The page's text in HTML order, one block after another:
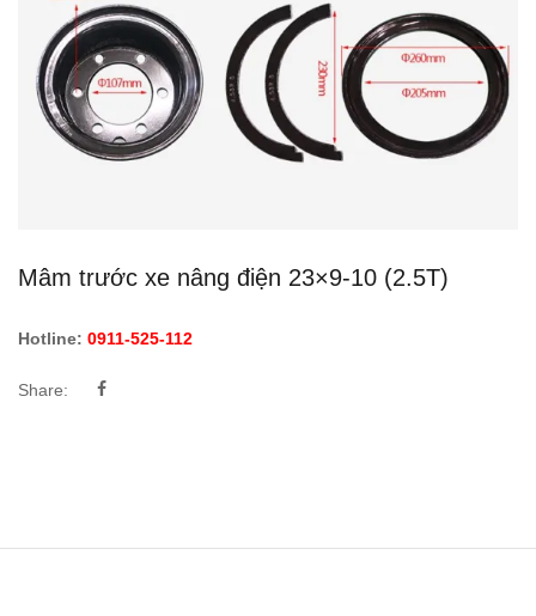
Mâm trước xe nâng điện 23×9-10 (2.5T)
Hotline: 0911-525-112
Share: